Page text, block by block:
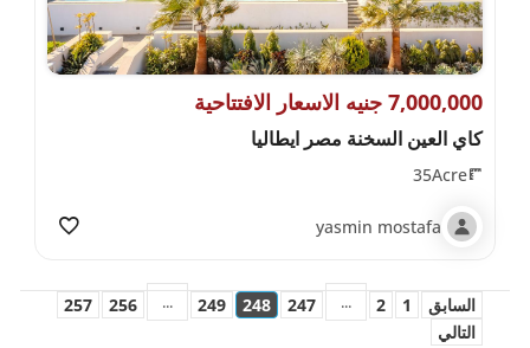
7,000,000 جنيه الاسعار الافتتاحية
كاي العين السخنة مصر ايطاليا
35Acre
yasmin mostafa
السابق 1
2
...
247
248
249
...
256
257
التالي